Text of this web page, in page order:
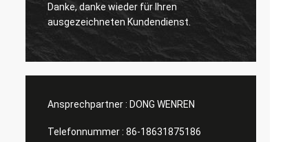
Danke, danke wieder für Ihren
ausgezeichneten Kundendienst.
Ansprechpartner : DONG WENREN
Telefonnummer : 86-18631875186